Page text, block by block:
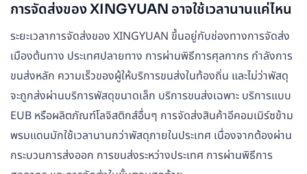
การจัดส่งของ XINGYUAN อาจใช้เวลานานแค่ไหน
ระยะเวลาการจัดส่งของ XINGYUAN ขึ้นอยู่กับช่องทางการจัดส่ง
เมืองต้นทาง ประเทศปลายทาง การผ่านพิธีการศุลกากร กำลังการ
ขนส่งหลัก ความเร็วของผู้ให้บริการขนส่งในท้องถิ่น และไม่ว่าพัสดุ
จะถูกส่งผ่านบริการพัสดุขนาดเล็ก บริการขนส่งเฉพาะ บริการแบบ
EUB หรือผลิตภัณฑ์โลจิสติกส์อื่นๆ การจัดส่งสินค้าอีคอมเมิร์ซข้าม
พรมแดนมักใช้เวลานานกว่าพัสดุภายในประเทศ เนื่องจากต้องผ่าน
กระบวนการส่งออก การขนส่งระหว่างประเทศ การผ่านพิธีการ